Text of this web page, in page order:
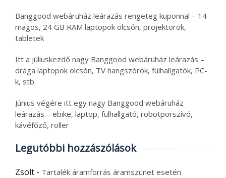
Banggood webáruház leárazás rengeteg kuponnal – 14
magos, 24 GB RAM laptopok olcsón, projektorok,
tabletek
Itt a júliuskezdő nagy Banggood webáruház leárazás –
drága laptopok olcsón, TV hangszórók, fülhallgatók, PC-
k, stb.
Június végére itt egy nagy Banggood webáruház
leárazás – ebike, laptop, fülhallgató, robotporszívó,
kávéfőző, roller
Legutóbbi hozzászólások
Zsolt - Tartalék áramforrás áramszünet esetén